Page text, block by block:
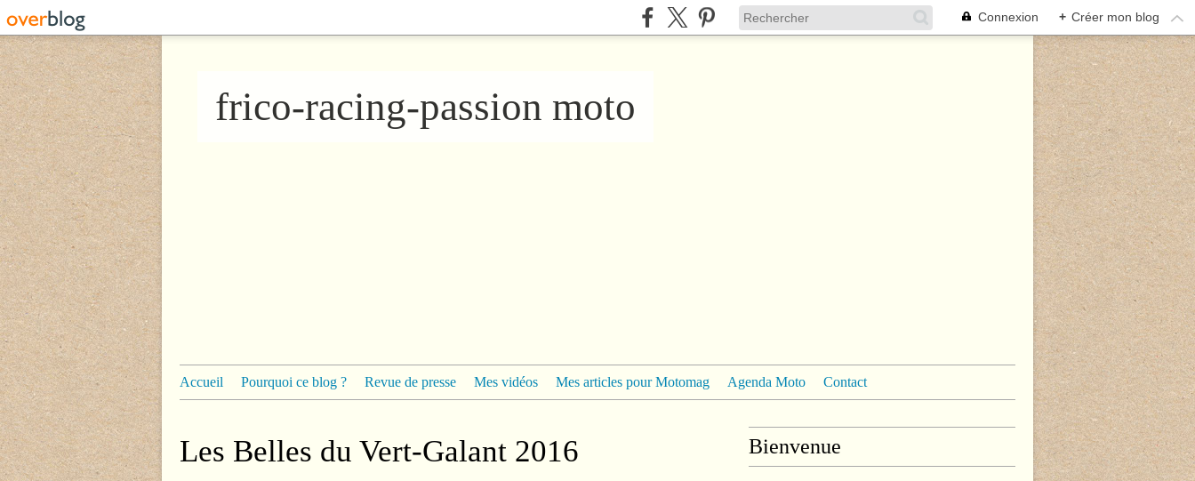
Connexion + Créer mon blog
frico-racing-passion moto
Accueil Pourquoi ce blog ? Revue de presse Mes vidéos Mes articles pour Motomag Agenda Moto Contact
Les Belles du Vert-Galant 2016 Bienvenue